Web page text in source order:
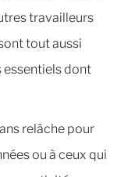
travailleurs
tout aussi
essentiels dont
relâche pour
ou à ceux qui